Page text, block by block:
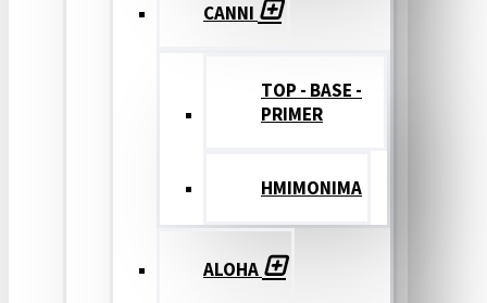
CANNI
TOP - BASE -
PRIMER
ΗΜΙΜΟΝΙΜΑ
ALOHA